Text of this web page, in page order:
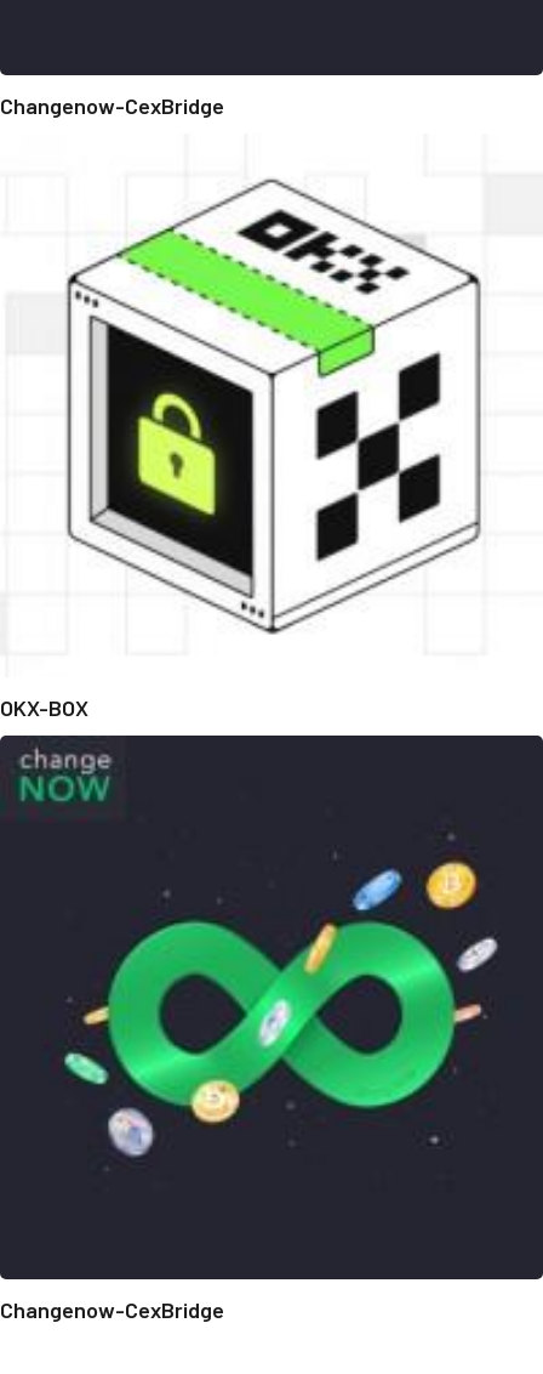
Changenow-CexBridge
OKX-BOX
Changenow-CexBridge